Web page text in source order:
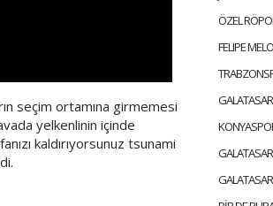
seçim ortamına girmemesi
yelkenlinin içinde
kaldırıyorsunuz tsunami